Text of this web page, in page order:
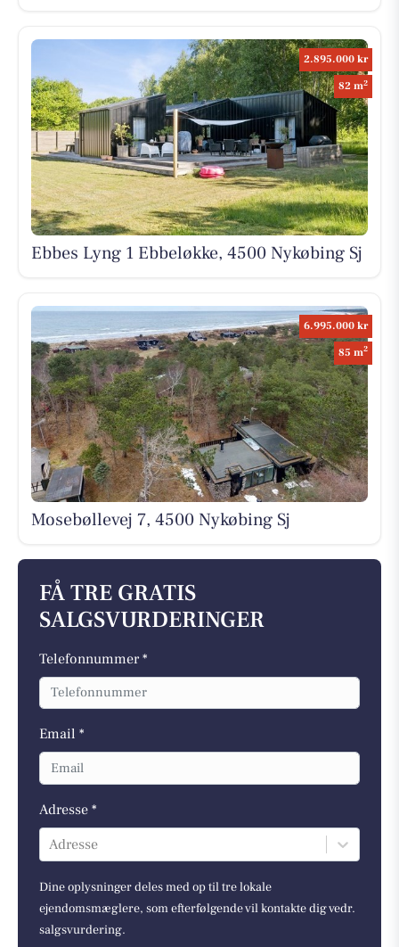
2.895.000 kr
82 m2
Ebbes Lyng 1 Ebbeløkke, 4500 Nykøbing Sj
6.995.000 kr
85 m2
Mosebøllevej 7, 4500 Nykøbing Sj
FÅ TRE GRATIS
SALGSVURDERINGER
Telefonnummer *
Email *
Adresse *
Adresse
Dine oplysninger deles med op til tre lokale
ejendomsmæglere, som efterfølgende vil kontakte dig vedr.
salgsvurdering.